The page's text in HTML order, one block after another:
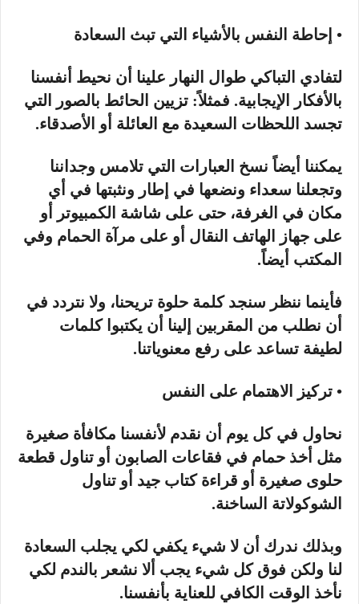
• إحاطة النفس بالأشياء التي تبث السعادة
لتفادي التباكي طوال النهار علينا أن نحيط أنفسنا
بالأفكار الإيجابية. فمثلاً: تزيين الحائط بالصور التي
تجسد اللحظات السعيدة مع العائلة أو الأصدقاء.
يمكننا أيضاً نسخ العبارات التي تلامس وجداننا
وتجعلنا سعداء ونضعها في إطار ونثبتها في أي
مكان في الغرفة، حتى على شاشة الكمبيوتر أو
على جهاز الهاتف النقال أو على مرآة الحمام وفي
المكتب أيضاً.
فأينما ننظر سنجد كلمة حلوة تريحنا، ولا نتردد في
أن نطلب من المقربين إلينا أن يكتبوا كلمات
لطيفة تساعد على رفع معنوياتنا.
• تركيز الاهتمام على النفس
نحاول في كل يوم أن نقدم لأنفسنا مكافأة صغيرة
مثل أخذ حمام في فقاعات الصابون أو تناول قطعة
حلوى صغيرة أو قراءة كتاب جيد أو تناول
الشوكولاتة الساخنة.
وبذلك ندرك أن لا شيء يكفي لكي يجلب السعادة
لنا ولكن فوق كل شيء يجب ألا نشعر بالندم لكي
نأخذ الوقت الكافي للعناية بأنفسنا.